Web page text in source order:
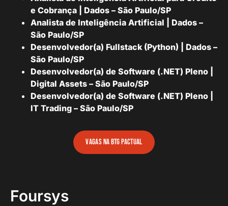
e Cobrança | Dados – São Paulo/SP
Analista de Inteligência Artificial | Dados –
São Paulo/SP
Desenvolvedor(a) Fullstack (Python) | Dados –
São Paulo/SP
Desenvolvedor(a) de Software (.NET) Pleno |
Digital Assets – São Paulo/SP
Desenvolvedor(a) de Software (.NET) Pleno |
IT Trading – São Paulo/SP
vagas na btg pactual
Foursys